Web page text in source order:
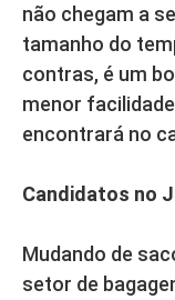
não chegam a
tamanho do
contras, é um
menor
encontrará no
Candidatos no
Mudando de
setor de